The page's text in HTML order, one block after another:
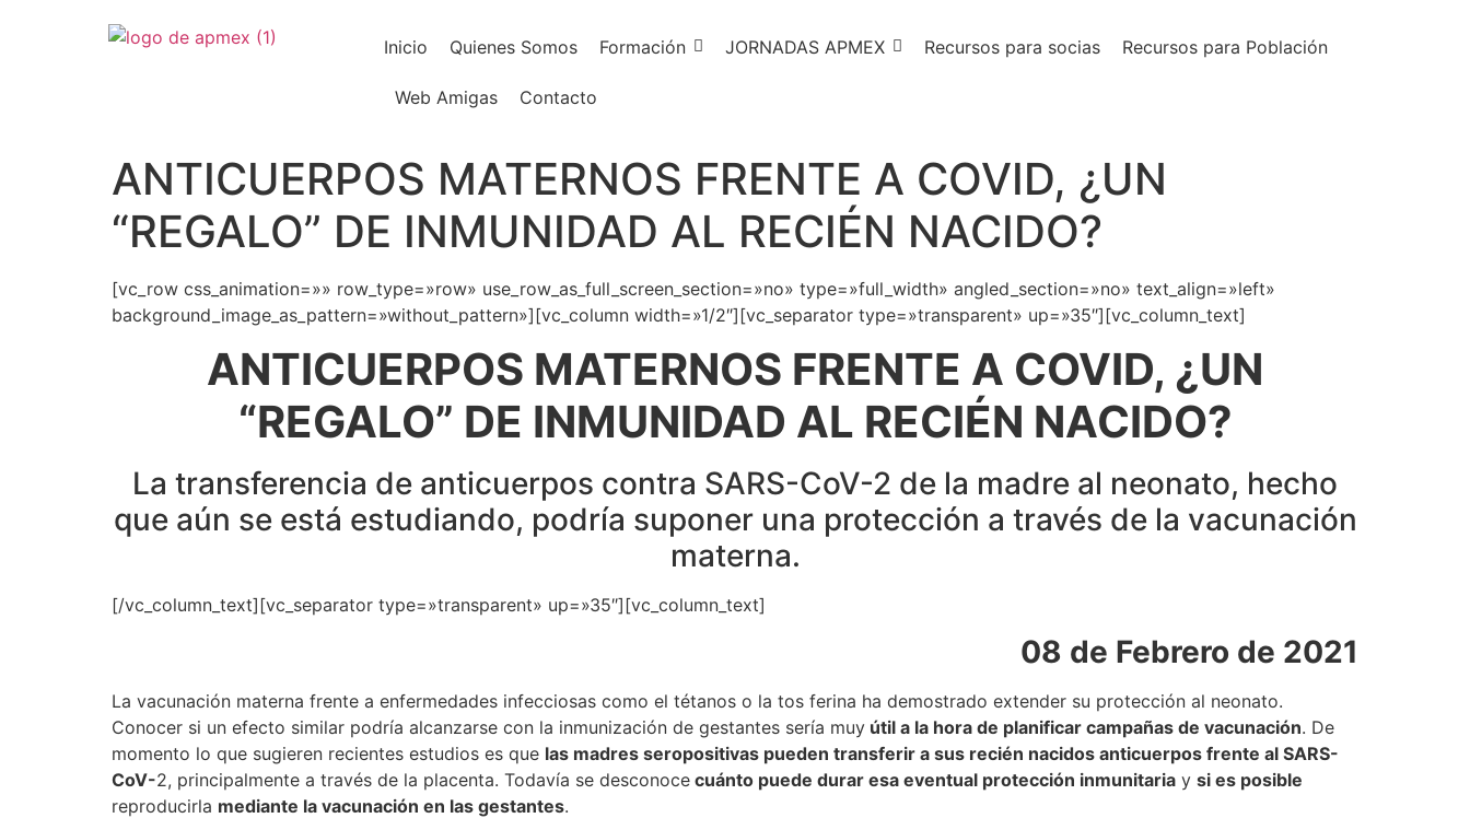
Inicio Quienes Somos Formación JORNADAS APMEX Recursos para socias Recursos para Población
Web Amigas Contacto
ANTICUERPOS MATERNOS FRENTE A COVID, ¿UN
“REGALO” DE INMUNIDAD AL RECIÉN NACIDO?
[vc_row css_animation=»» row_type=»row» use_row_as_full_screen_section=»no» type=»full_width» angled_section=»no» text_align=»left»
background_image_as_pattern=»without_pattern»][vc_column width=»1/2″][vc_separator type=»transparent» up=»35″][vc_column_text]
ANTICUERPOS MATERNOS FRENTE A COVID, ¿UN
“REGALO” DE INMUNIDAD AL RECIÉN NACIDO?
La transferencia de anticuerpos contra SARS-CoV-2 de la madre al neonato, hecho
que aún se está estudiando, podría suponer una protección a través de la vacunación
materna.
[/vc_column_text][vc_separator type=»transparent» up=»35″][vc_column_text]
08 de Febrero de 2021
La vacunación materna frente a enfermedades infecciosas como el tétanos o la tos ferina ha demostrado extender su protección al neonato.
Conocer si un efecto similar podría alcanzarse con la inmunización de gestantes sería muy útil a la hora de planificar campañas de vacunación. De
momento lo que sugieren recientes estudios es que las madres seropositivas pueden transferir a sus recién nacidos anticuerpos frente al SARS-
CoV-2, principalmente a través de la placenta. Todavía se desconoce cuánto puede durar esa eventual protección inmunitaria y si es posible
reproducirla mediante la vacunación en las gestantes.